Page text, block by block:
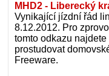
MHD2 - Liberecký
Vynikající jízdní řád
8.12.2012. Pro
tomto odkazu
prostudovat
Freeware.